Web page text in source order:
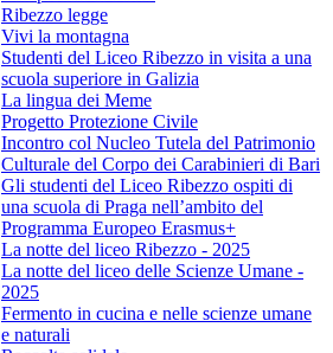
Ribezzo legge
Vivi la montagna
Studenti del Liceo Ribezzo in visita a una
scuola superiore in Galizia
La lingua dei Meme
Progetto Protezione Civile
Incontro col Nucleo Tutela del Patrimonio
Culturale del Corpo dei Carabinieri di Bari
Gli studenti del Liceo Ribezzo ospiti di
una scuola di Praga nell’ambito del
Programma Europeo Erasmus+
La notte del liceo Ribezzo - 2025
La notte del liceo delle Scienze Umane -
2025
Fermento in cucina e nelle scienze umane
e naturali